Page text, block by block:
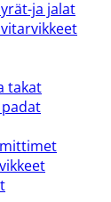
ja jalat
takat